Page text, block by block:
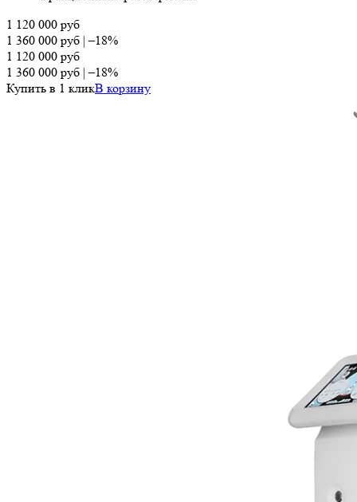
1 120 000 руб
1 360 000 руб |–18%
1 120 000 руб
1 360 000 руб |–18%
Купить в 1 кликВ корзину